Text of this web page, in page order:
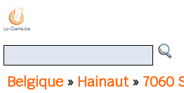
Belgique » Hainaut» 7060